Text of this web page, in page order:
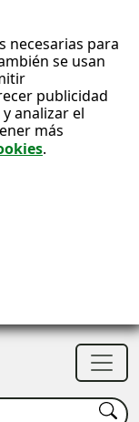
necesarias para
se usan
publicidad
analizar el
más
.
Buscar